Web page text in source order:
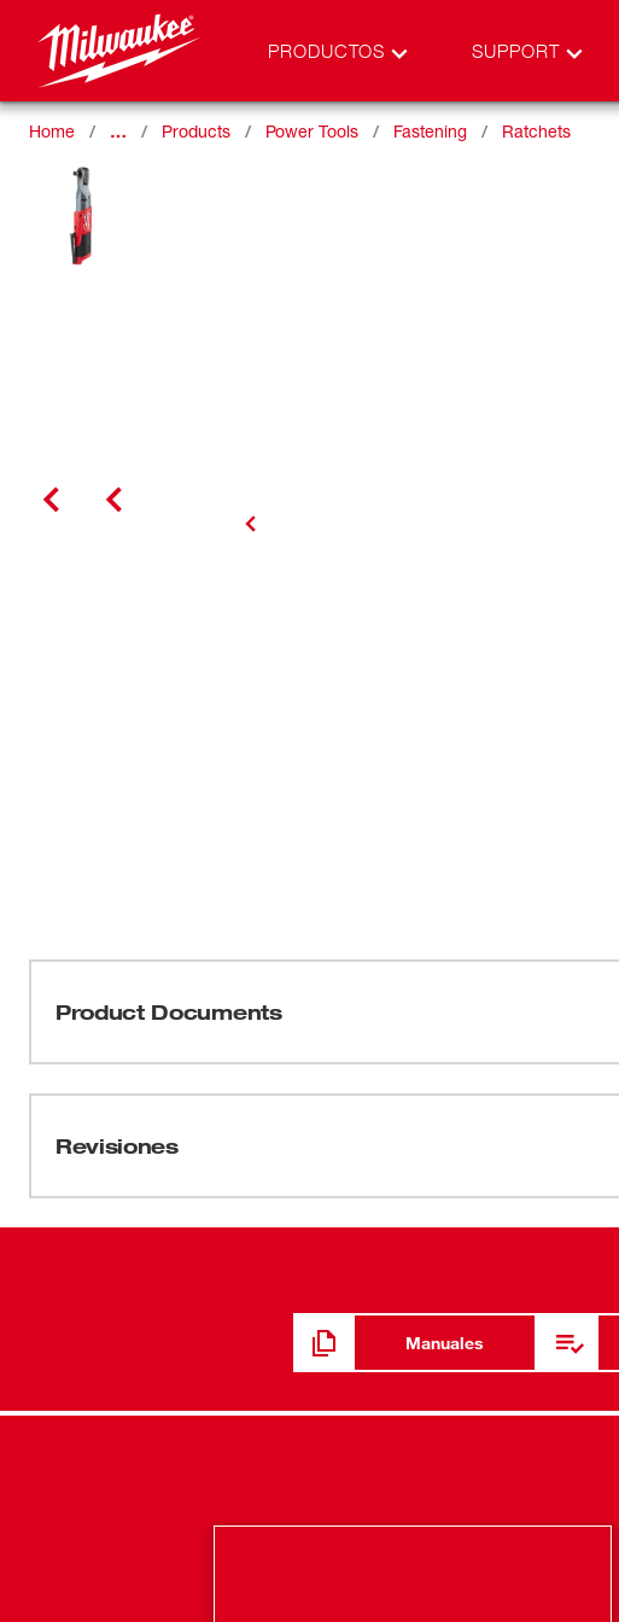
PRODUCTOS SUPPORT
Home … Products Power Tools Fastening Ratchets
Product Documents
Revisiones
Manuales